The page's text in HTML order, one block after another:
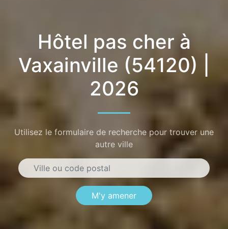
Hôtel pas cher à
Vaxainville (54120) |
2026
Utilisez le formulaire de recherche pour trouver une
autre ville
M'y amener